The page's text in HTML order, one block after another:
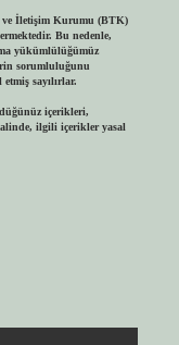
ve İletişim Kurumu (BTK)
Bu nedenle,
yükümlülüğümüz
sorumluluğunu
sayılırlar.
içerikleri,
ilgili içerikler yasal